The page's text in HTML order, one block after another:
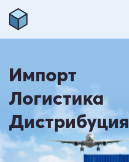
Импорт
Логистика
Дистрибуция